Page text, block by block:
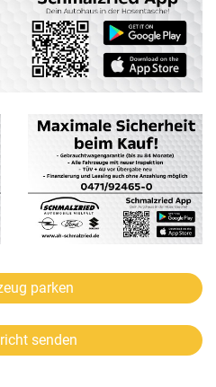
parken
senden